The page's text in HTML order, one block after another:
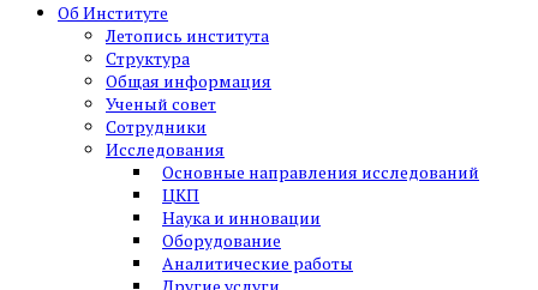
Об Институте
Летопись института
Структура
Общая информация
Ученый совет
Сотрудники
Исследования
Основные направления исследований
ЦКП
Наука и инновации
Оборудование
Аналитические работы